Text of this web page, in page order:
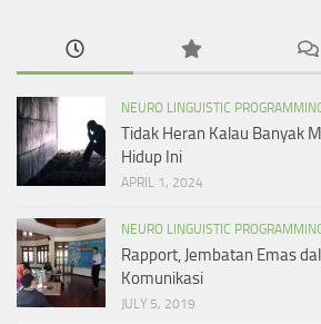
NEURO LINGUISTIC
Tidak Heran Kalau Banyak
Hidup Ini
APRIL 1, 2024
NEURO LINGUISTIC
Rapport, Jembatan Emas
Komunikasi
JULY 5, 2019